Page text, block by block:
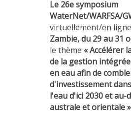
Le 26e symposium
WaterNet/WARFSA/
virtuellement/en
Zambie, du 29 au 31
le thème « Accélérer
de la gestion
en eau afin de
d'investissement
l'eau d'ici 2030 et au-
australe et orientale »